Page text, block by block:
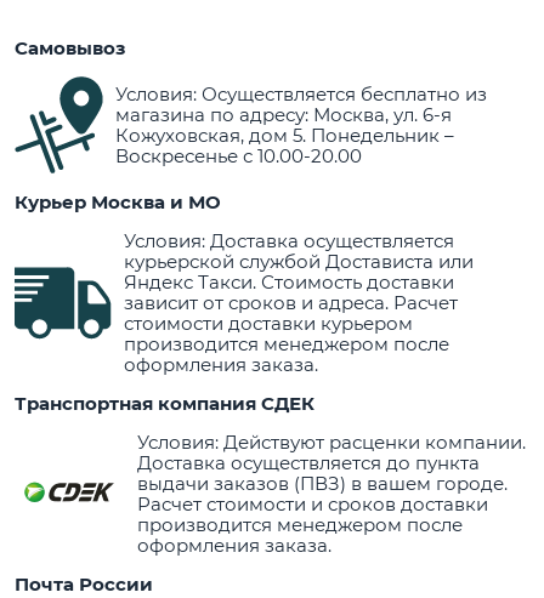
Самовывоз
Условия: Осуществляется бесплатно из
магазина по адресу: Москва, ул. 6-я
Кожуховская, дом 5. Понедельник –
Воскресенье с 10.00-20.00
Курьер Москва и МО
Условия: Доставка осуществляется
курьерской службой Достависта или
Яндекс Такси. Стоимость доставки
зависит от сроков и адреса. Расчет
стоимости доставки курьером
производится менеджером после
оформления заказа.
Транспортная компания СДЕК
Условия: Действуют расценки компании.
Доставка осуществляется до пункта
выдачи заказов (ПВЗ) в вашем городе.
Расчет стоимости и сроков доставки
производится менеджером после
оформления заказа.
Почта России